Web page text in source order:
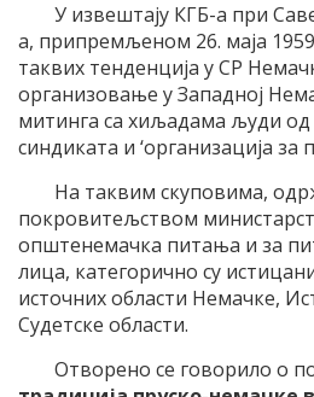
У извештају КГБ-а при
а, припремљеном 26. маја
таквих тенденција у СР
организовање у Западној
митинга са хиљадама људи од
синдиката и ‘организација за
На таквим скуповима,
покровитељством
општенемачка питања и за
лица, категорично су
источних области Немачке,
Судетске области.
Отворено се говорило о